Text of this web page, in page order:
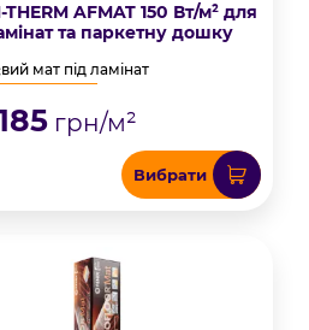
AFMAT 150 Вт/м² для
та паркетну дошку
мат під ламінат
грн/м²
Вибрати